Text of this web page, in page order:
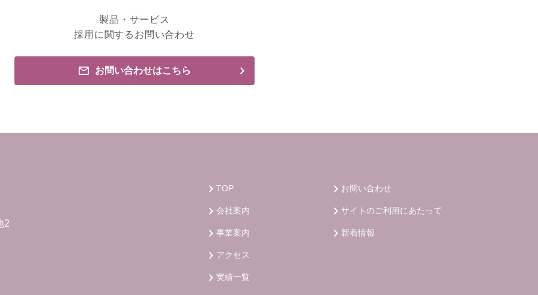
製品・サービス
採用に関するお問い合わせ
お問い合わせはこちら
2
TOP
会社案内
事業案内
アクセス
実績一覧
お問い合わせ
サイトのご利用にあたって
新着情報